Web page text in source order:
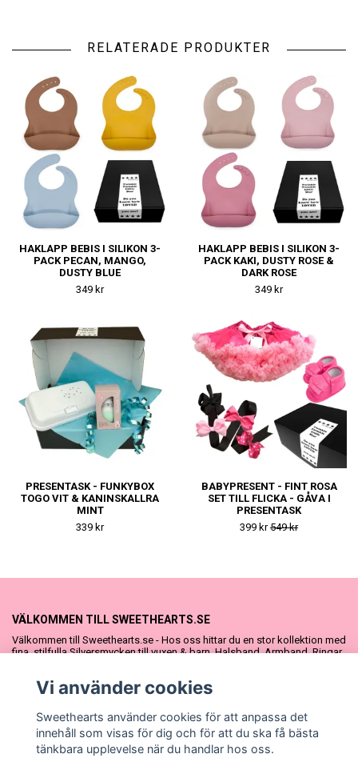
RELATERADE PRODUKTER
HAKLAPP BEBIS I SILIKON 3-
PACK PECAN, MANGO,
DUSTY BLUE
349 kr
HAKLAPP BEBIS I SILIKON 3-
PACK KAKI, DUSTY ROSE &
DARK ROSE
349 kr
PRESENTASK - FUNKYBOX
TOGO VIT & KANINSKALLRA
MINT
339 kr
BABYPRESENT - FINT ROSA
SET TILL FLICKA - GÅVA I
PRESENTASK
399 kr549 kr
VÄLKOMMEN TILL SWEETHEARTS.SE
Välkommen till Sweethearts.se - Hos oss hittar du en stor kollektion med
fina, stilfulla Silversmycken till vuxen & barn. Halsband, Armband, Ringar
vår söta Sweethearts kolllektion med barnsmycken, tyllkjolar &
Vi använder cookies
Sweethearts använder cookies för att anpassa det
innehåll som visas för dig och för att du ska få bästa
tänkbara upplevelse när du handlar hos oss.